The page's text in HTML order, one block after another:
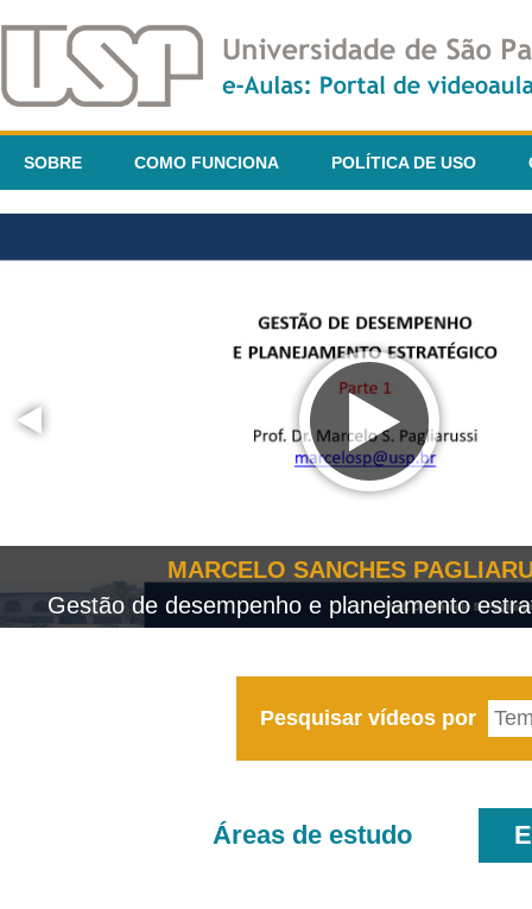
SOBRE COMO FUNCIONA POLÍTICA DE USO
MARCELO SANCHES
Gestão de desempenho e planejamento
Pesquisar vídeos por
Áreas de estudo